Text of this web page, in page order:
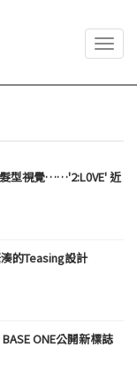
型視覺……'2:L0VE' 近
的Teasing設計
ONE公開新標誌